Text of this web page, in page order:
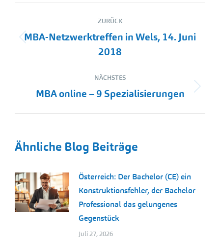
Kommentarnavigation
ZURÜCK
Vorheriger
Beitrag:
MBA-Netzwerktreffen in Wels, 14. Juni
2018
NÄCHSTES
Nächster
MBA online – 9 Spezialisierungen
Ähnliche Blog Beiträge
Österreich: Der Bachelor (CE) ein
Konstruktionsfehler, der Bachelor
Professional das gelungenes
Gegenstück
Juli 27, 2026